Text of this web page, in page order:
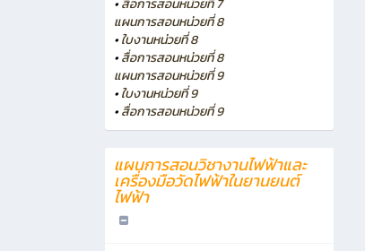
•สื่อการสอนหน่วยที่ 7
แผนการสอนหน่วยที่ 8
•ใบงานหน่วยที่ 8
•สื่อการสอนหน่วยที่ 8
แผนการสอนหน่วยที่ 9
•ใบงานหน่วยที่ 9
•สื่อการสอนหน่วยที่ 9
แผนการสอนวิชางานไฟฟ้าและ
เครื่องมือวัดไฟฟ้าในยานยนต์
ไฟฟ้า